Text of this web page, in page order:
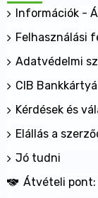
Információk -
Felhasználási
Adatvédelmi
CIB
Kérdések és
Elállás a
Jó tudni
Átvételi pont: